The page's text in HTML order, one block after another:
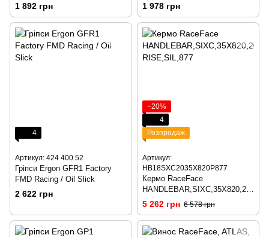
1 892 грн 1 978 грн
4
Артикул: 424 400 52
Гріпси Ergon GFR1 Factory
FMD Racing / Oil Slick
2 622 грн
−20%
4
Розпродаж
Артикул:
HB18SXC2035X820P877
Кермо RaceFace
HANDLEBAR,SIXC,35X820,20
MM RISE,SIL,877
5 262 грн 6 578 грн